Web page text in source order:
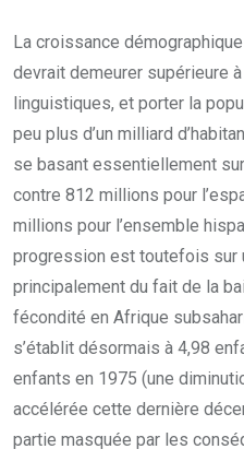
La croissance
devrait demeurer supérieure
linguistiques, et porter la
peu plus d’un milliard
se basant essentiellement
contre 812 millions pour
millions pour l’ensemble
progression est toutefois sur
principalement du fait de la
fécondité en Afrique
s’établit désormais à 4,98
enfants en 1975 (une
accélérée cette dernière
partie masquée par les